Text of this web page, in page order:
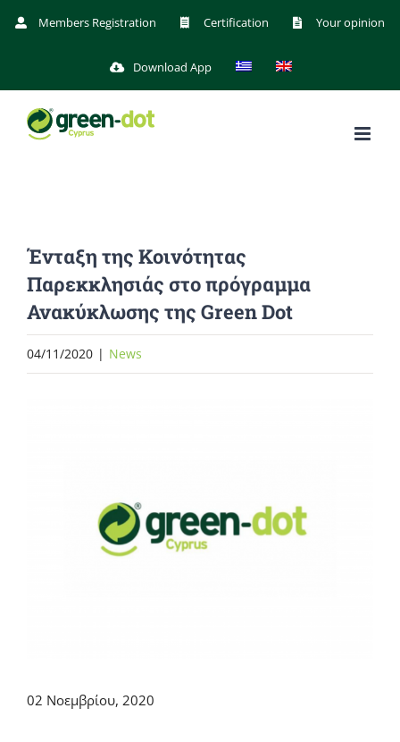
Skip
Members Registration Certification Your opinion
Download App
Ένταξη της Κοινότητας
Παρεκκλησιάς στο πρόγραμμα
Ανακύκλωσης της Green Dot
04/11/2020 | News
02 Νοεμβρίου, 2020